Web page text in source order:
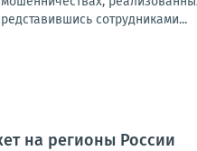
сотрудниками...
на регионы России